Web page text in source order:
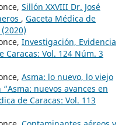
Sillón XXVIII Dr. José
, Gaceta Médica de
Investigación, Evidencia
Caracas: Vol. 124 Núm. 3
Asma: lo nuevo, lo viejo
nuevos avances en
de Caracas: Vol. 113